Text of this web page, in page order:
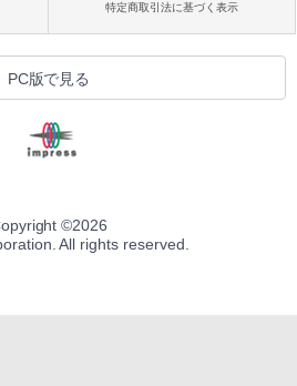
特定商取引法に基づく表示
PC版で見る
©2026
All rights reserved.